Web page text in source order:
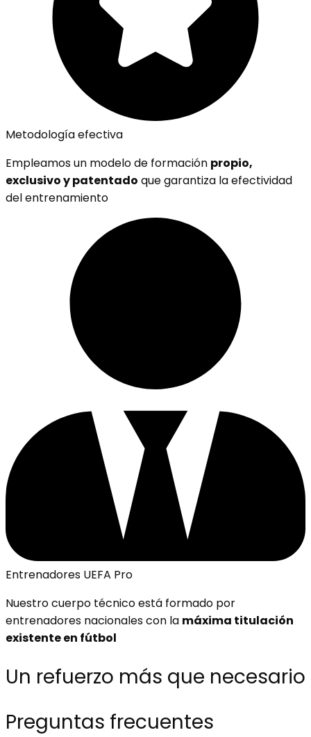
Metodología efectiva
Empleamos un modelo de formación propio,
exclusivo y patentado que garantiza la efectividad
del entrenamiento
Entrenadores UEFA Pro
Nuestro cuerpo técnico está formado por
entrenadores nacionales con la máxima titulación
existente en fútbol
Un refuerzo más que necesario
Preguntas frecuentes